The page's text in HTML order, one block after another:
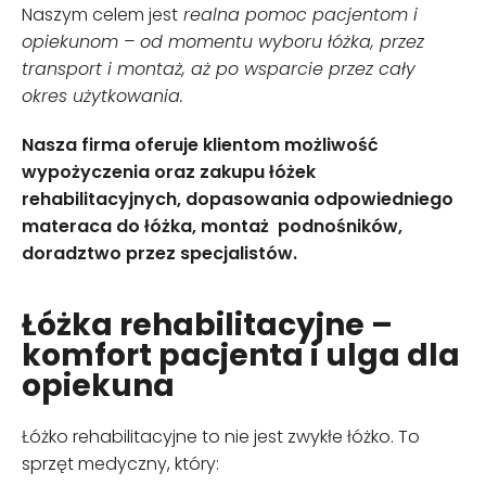
Naszym celem jest realna pomoc pacjentom i
opiekunom – od momentu wyboru łóżka, przez
transport i montaż, aż po wsparcie przez cały
okres użytkowania.
Nasza firma oferuje klientom możliwość
wypożyczenia oraz zakupu łóżek
rehabilitacyjnych, dopasowania odpowiedniego
materaca do łóżka, montaż podnośników,
doradztwo przez specjalistów.
Łóżka rehabilitacyjne –
komfort pacjenta i ulga dla
opiekuna
Łóżko rehabilitacyjne to nie jest zwykłe łóżko. To
sprzęt medyczny, który: